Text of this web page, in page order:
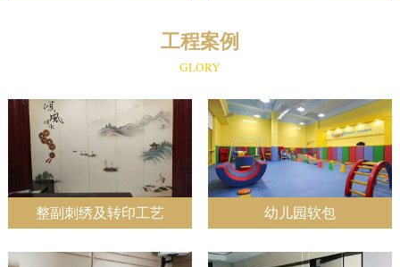
工程案例
GLORY
整副刺绣及转印工艺 幼儿园软包